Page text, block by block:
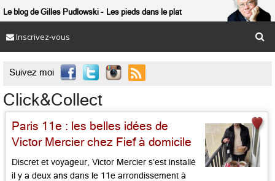
Le blog de Gilles Pudlowski Les pieds dans le plat
Inscrivez-vous
Suivez moi 
Click&Collect
Paris 11e : les belles idées de
Victor Mercier chez Fief à domicile
Discret et voyageur, Victor Mercier s’est installé
il y a deux ans dans le 11e arrondissement à